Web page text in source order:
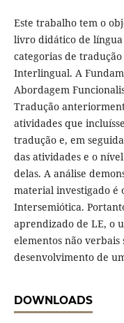
Este trabalho tem o
livro didático de
categorias de
Interlingual. A
Abordagem
Tradução
atividades que
tradução e, em
das atividades e o
delas. A análise
material investigado é
Intersemiótica.
aprendizado de LE, o
elementos não
desenvolvimento de
DOWNLOADS